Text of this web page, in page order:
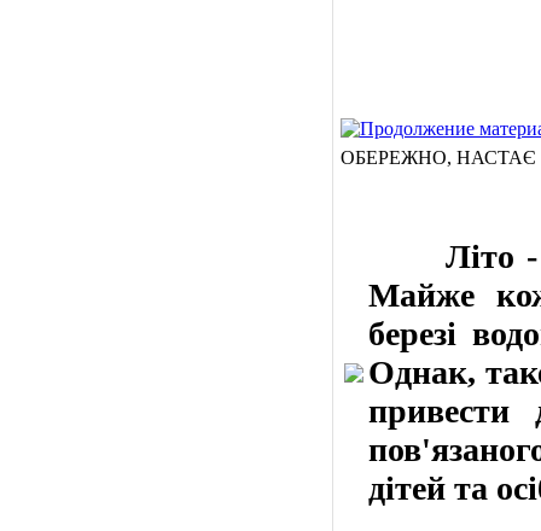
ОБЕРЕЖНО, НАСТАЄ
Літо -
Майже
березі
Однак,
привести
дітей та